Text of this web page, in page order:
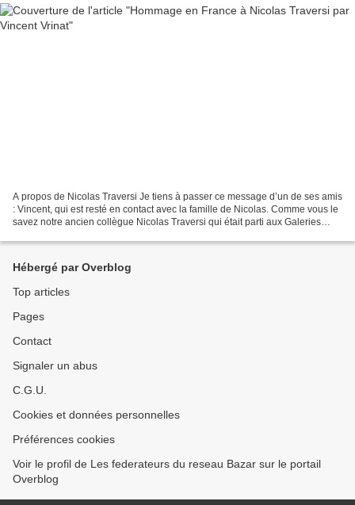
A propos de Nicolas Traversi Je tiens à passer ce message d’un de ses amis
: Vincent, qui est resté en contact avec la famille de Nicolas. Comme vous le
savez notre ancien collègue Nicolas Traversi qui était parti aux Galeries
Hébergé par Overblog
Top articles
Pages
Contact
Signaler un abus
C.G.U.
Cookies et données personnelles
Préférences cookies
Voir le profil de Les federateurs du reseau Bazar sur le portail
Overblog